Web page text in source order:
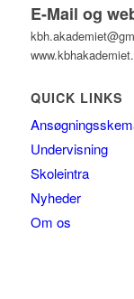
E-Mail og
QUICK LINKS
Undervisning
Skoleintra
Nyheder
Om os